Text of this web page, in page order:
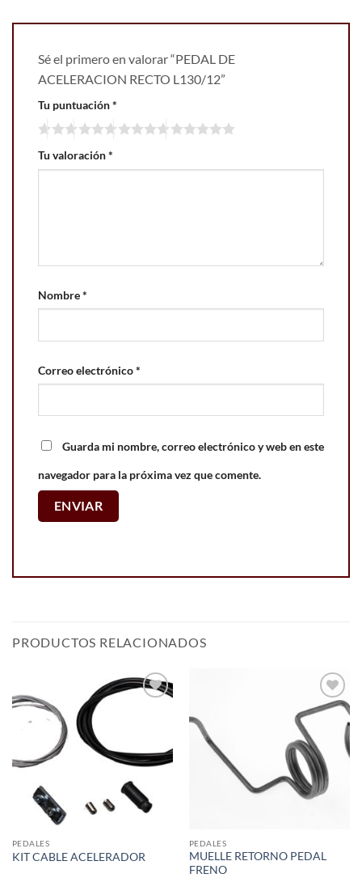
Sé el primero en valorar “PEDAL DE
ACELERACION RECTO L130/12”
Tu puntuación*
Tu valoración*
Nombre*
Correo electrónico*
Guarda mi nombre, correo electrónico y web en este
navegador para la próxima vez que comente.
PRODUCTOS RELACIONADOS
PEDALES
KIT CABLE ACELERADOR
Add to
PEDALES
MUELLE RETORNO PEDAL
FRENO